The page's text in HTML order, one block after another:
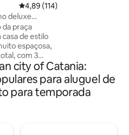
4,89 de uma avaliação média de
4,89 (114)
deluxe
da praça
de estilo
espaçosa,
com 3
e 1
banheiros,
estar
com vista
city of Catania:
para aluguel de
para temporada